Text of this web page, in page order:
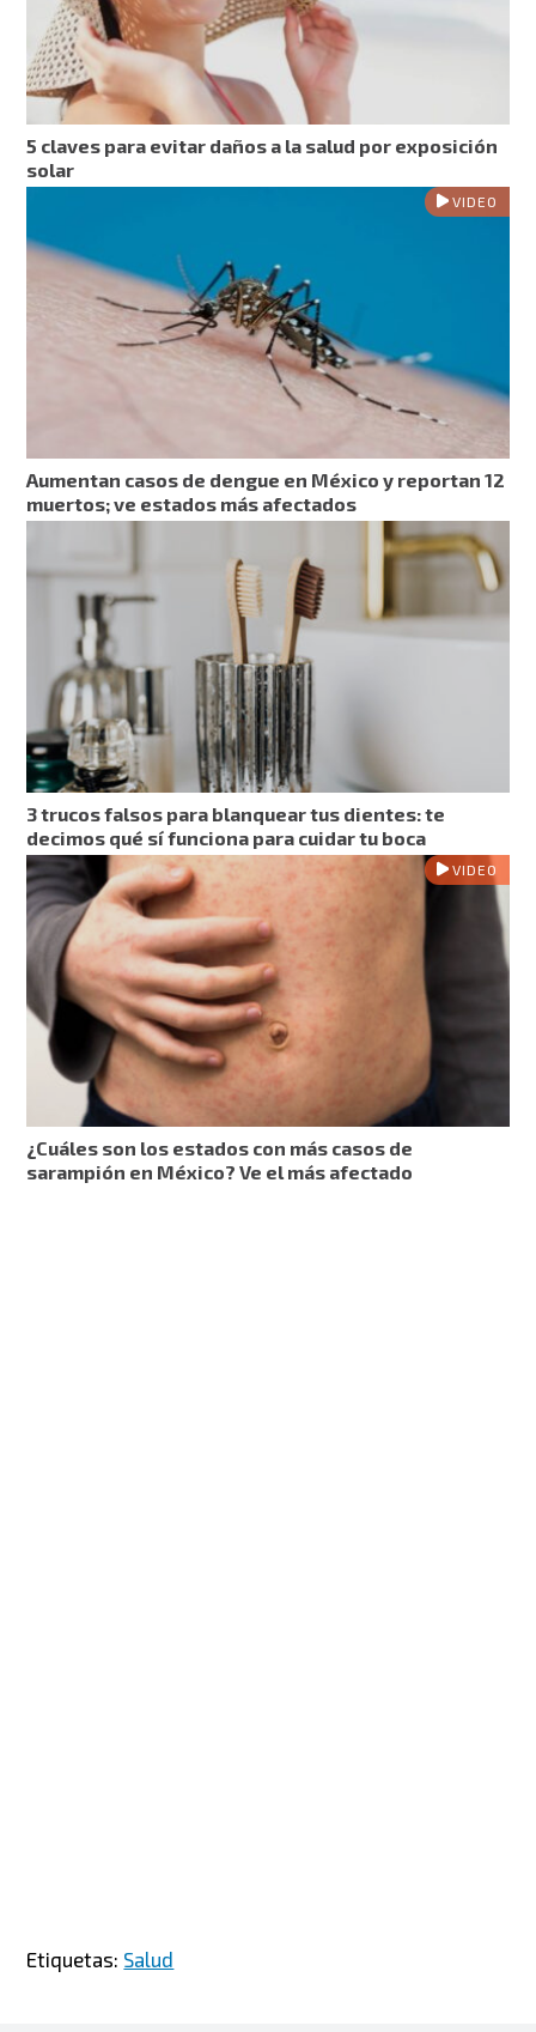
5 claves para evitar daños a la salud por exposición
solar
VIDEO
Aumentan casos de dengue en México y reportan 12
muertos; ve estados más afectados
3 trucos falsos para blanquear tus dientes: te
decimos qué sí funciona para cuidar tu boca
VIDEO
¿Cuáles son los estados con más casos de
sarampión en México? Ve el más afectado
Etiquetas: Salud